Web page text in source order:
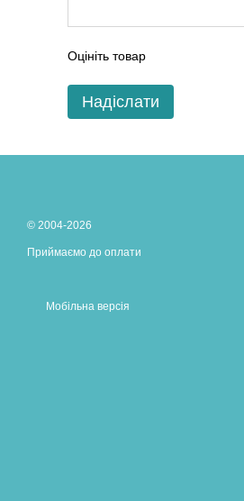
Оцініть товар
Надіслати
© 2004-2026
Приймаємо до оплати
Мобільна версія